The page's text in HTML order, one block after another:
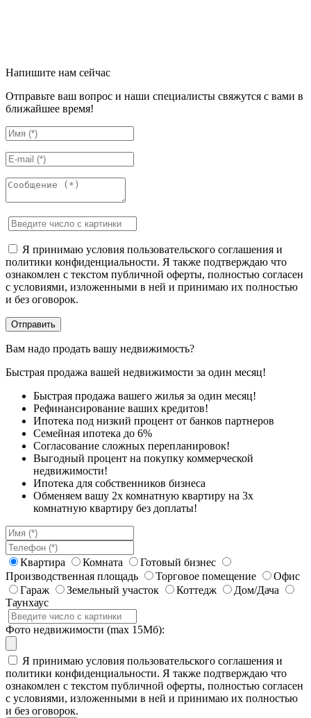
Напишите нам сейчас
Отправьте ваш вопрос и наши специалисты свяжутся с вами в
ближайшее время!
Я принимаю условия пользовательского соглашения и
политики конфиденциальности. Я также подтверждаю что
ознакомлен с текстом публичной оферты, полностью согласен
с условиями, изложенными в ней и принимаю их полностью
и без оговорок.
Вам надо продать вашу недвижимость?
Быстрая продажа вашей недвижимости за один месяц!
Быстрая продажа вашего жилья за один месяц!
Рефинансирование ваших кредитов!
Ипотека под низкий процент от банков партнеров
Семейная ипотека до 6%
Согласование сложных перепланировок!
Выгодный процент на покупку коммерческой
недвижимости!
Ипотека для собственников бизнеса
Обменяем вашу 2х комнатную квартиру на 3х
комнатную квартиру без доплаты!
Квартира Комната
Готовый бизнес
Производственная площадь
Торговое помещение
Офис
Гараж
Земельный участок Коттедж
Дом/Дача
Таунхаус
Фото недвижимости (max 15Мб):
Я принимаю условия пользовательского соглашения и
политики конфиденциальности. Я также подтверждаю что
ознакомлен с текстом публичной оферты, полностью согласен
с условиями, изложенными в ней и принимаю их полностью
и без оговорок.